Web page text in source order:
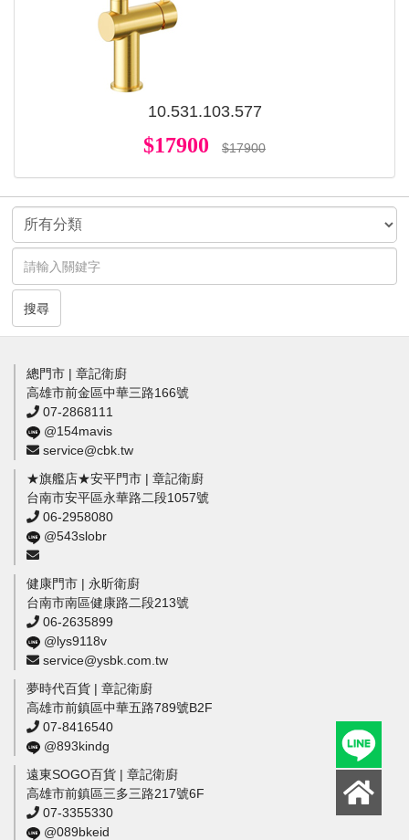
10.531.103.577
$17900 $17900
搜尋
總門市 | 章記衛廚
高雄市前金區中華三路166號
07-2868111
@154mavis
service@cbk.tw
★旗艦店★安平門市 | 章記衛廚
台南市安平區永華路二段1057號
06-2958080
@543slobr
健康門市 | 永昕衛廚
台南市南區健康路二段213號
06-2635899
@lys9118v
service@ysbk.com.tw
夢時代百貨 | 章記衛廚
高雄市前鎮區中華五路789號B2F
07-8416540
@893kindg
遠東SOGO百貨 | 章記衛廚
高雄市前鎮區三多三路217號6F
07-3355330
@089bkeid